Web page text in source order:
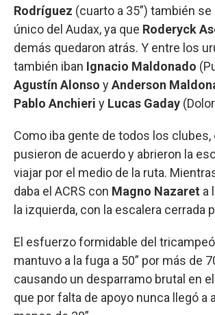
Rodríguez (cuarto a 35”) también se
único del Audax, ya que Roderyck
demás quedaron atrás. Y entre los
también iban Ignacio Maldonado
Agustín Alonso yAnderson
Pablo Anchieri y Lucas Gaday
Como iba gente de todos los clubes,
pusieron de acuerdo y abrieron la
viajar por el medio de la ruta.
daba el ACRS con Magno Nazaret a
la izquierda, con la escalera cerrada
El esfuerzo formidable del
mantuvo a la fuga a 50” por más de
causando un desparramo brutal en
que por falta de apoyo nunca llegó a